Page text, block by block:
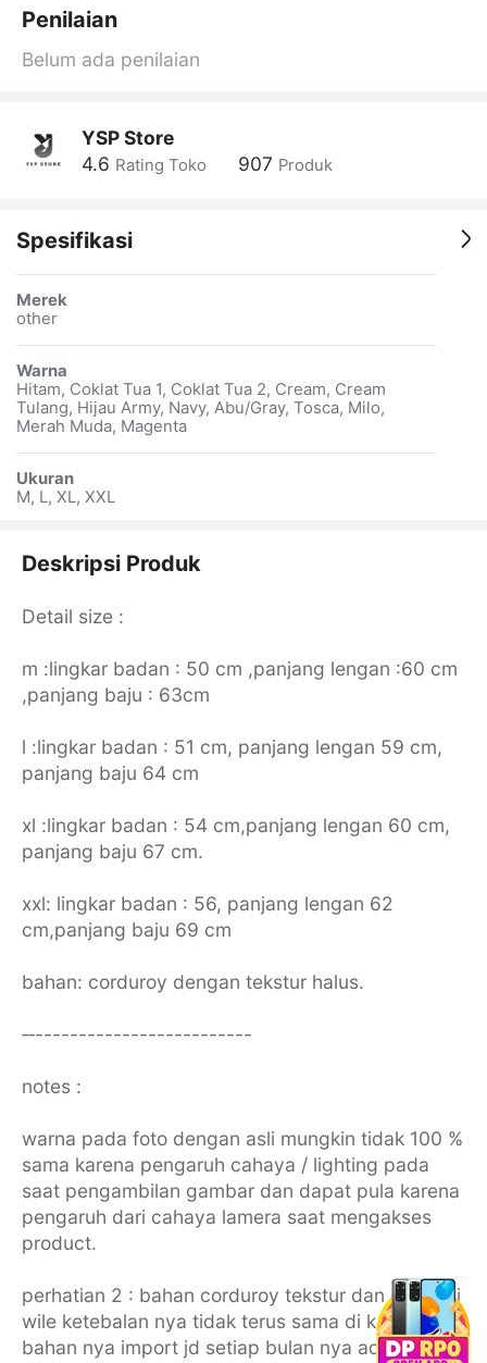
Penilaian
Belum ada penilaian
YSP Store
4.6 Rating Toko 907 Produk
Spesifikasi
Merek
other
Warna
Hitam, Coklat Tua 1, Coklat Tua 2, Cream, Cream
Tulang, Hijau Army, Navy, Abu/Gray, Tosca, Milo,
Merah Muda, Magenta
Ukuran
M, L, XL, XXL
Deskripsi Produk
Detail size :
m :lingkar badan : 50 cm ,panjang lengan :60 cm
,panjang baju : 63cm
l :lingkar badan : 51 cm, panjang lengan 59 cm,
panjang baju 64 cm
xl :lingkar badan : 54 cm,panjang lengan 60 cm,
panjang baju 67 cm.
xxl: lingkar badan : 56, panjang lengan 62
cm,panjang baju 69 cm
bahan: corduroy dengan tekstur halus.
‐‐-------------------------
notes :
warna pada foto dengan asli mungkin tidak 100 %
sama karena pengaruh cahaya / lighting pada
saat pengambilan gambar dan dapat pula karena
pengaruh dari cahaya lamera saat mengakses
product.
perhatian 2 : bahan corduroy tekstur dan gramasi
wile ketebalan nya tidak terus sama di karenakan
bahan nya import jd setiap bulan nya ada